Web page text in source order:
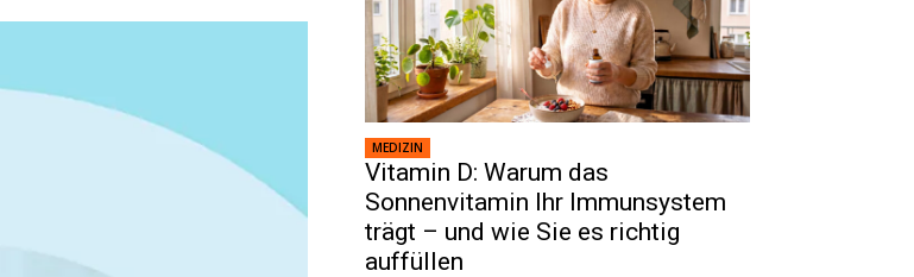
MEDIZIN
Vitamin D: Warum das
Sonnenvitamin Ihr Immunsystem
trägt – und wie Sie es richtig
auffüllen